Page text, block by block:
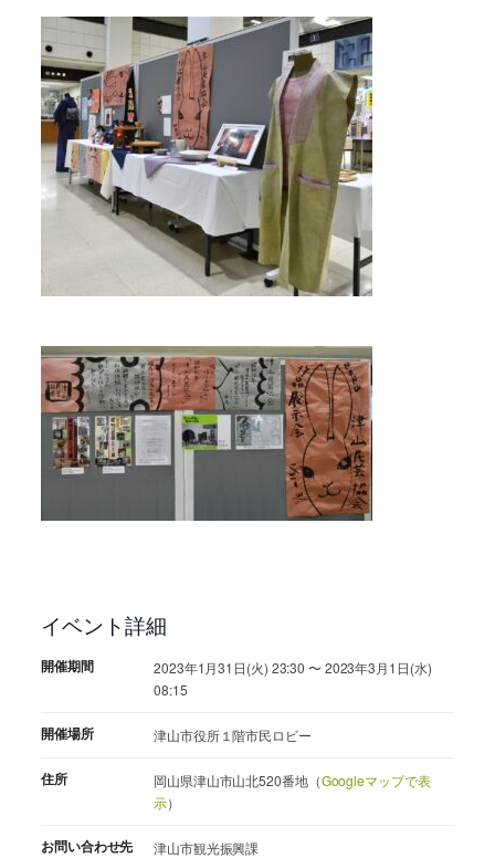
イベント詳細
開催期間
2023年1月31日(火) 23:30 〜 2023年3月1日(水)
08:15
開催場所 津山市役所１階市民ロビー
住所 岡山県津山市山北520番地（Googleマップで表
示）
お問い合わせ先 津山市観光振興課